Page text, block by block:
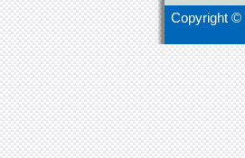
Copyright ©